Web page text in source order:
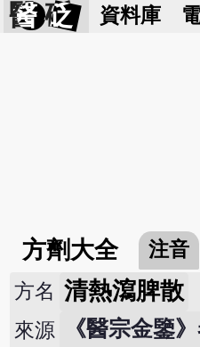
醫 砭 資料庫
方劑大全 注音
方名 清熱瀉脾散
來源 《醫宗金鑒